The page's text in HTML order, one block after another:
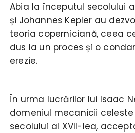
Abia la începutul secolului
și Johannes Kepler au
teoria coperniciană, ceea
dus la un proces și o
erezie.
În urma lucrărilor lui Isaac
domeniul mecanicii
secolului al XVII-lea,